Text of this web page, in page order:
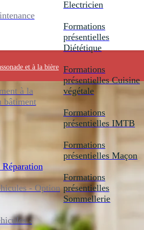
à la
bâtiment
- Option
-
Electricien
Formations
présentielles
Diététique
Formations
présentielles Cuisine
végétale
Formations
présentielles IMTB
Formations
présentielles Maçon
Formations
présentielles
Sommellerie
et à la bière